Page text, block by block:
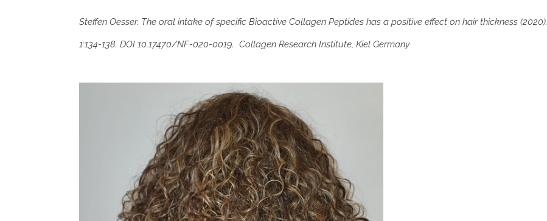
Steffen Oesser. The oral intake of specific Bioactive Collagen Peptides has a positive effect on hair thickness (2020).
1:134-138. DOI 10.17470/NF-020-0019. Collagen Research Institute, Kiel Germany